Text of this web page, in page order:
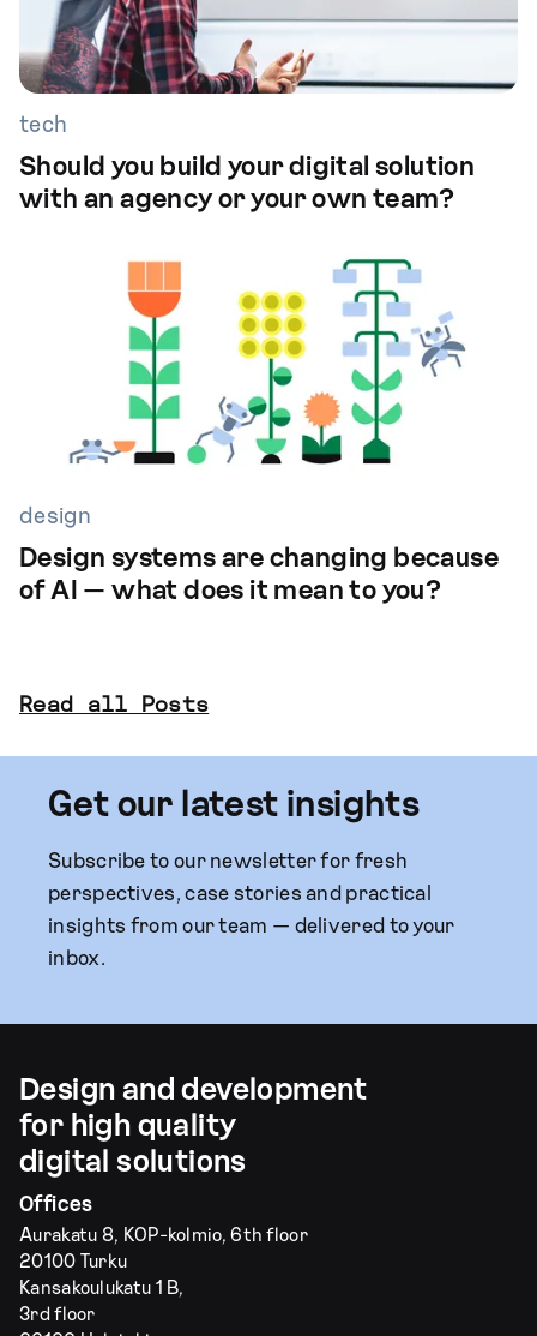
tech
Should you build your digital solution
with an agency or your own team?
design
Design systems are changing because
of AI — what does it mean to you?
Read all Posts
Get our latest insights
Subscribe to our newsletter for fresh
perspectives, case stories and practical
insights from our team — delivered to your
inbox.
Offices
Aurakatu 8, KOP-kolmio, 6th floor
20100 Turku
Kansakoulukatu 1 B,
3rd floor
Design and development
for high quality
digital solutions